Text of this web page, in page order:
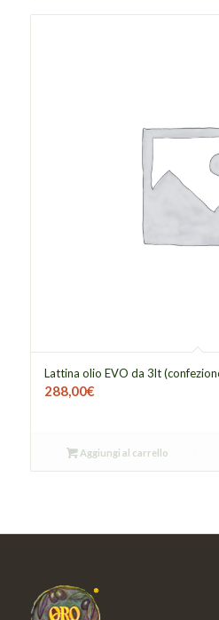
Lattina olio EVO da 3lt
288,00€
Aggiungi al carrello